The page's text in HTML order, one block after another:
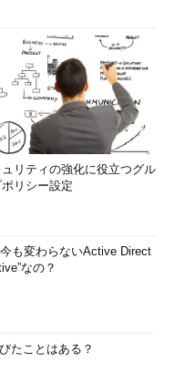
ュリティの強化に役立つグル
リシー設定
も変わらないActive Direct
なの？
たことはある？